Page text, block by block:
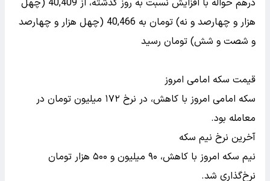
درهم حواله با افزایش نسبت به روز گذشته، از 40,409 (چهل
هزار و چهارصد و نه) تومان به 40,466 (چهل هزار و چهارصد
و شصت و شش) تومان رسید
قیمت سکه امامی امروز
سکه امامی امروز با کاهش، در نرخ ۱۷۲ میلیون تومان در
معامله بود.
آخرین نرخ نیم سکه
نیم سکه امروز با کاهش، ۹۰ میلیون و ۵۰۰ هزار تومان
نرخ‌گذاری شد.